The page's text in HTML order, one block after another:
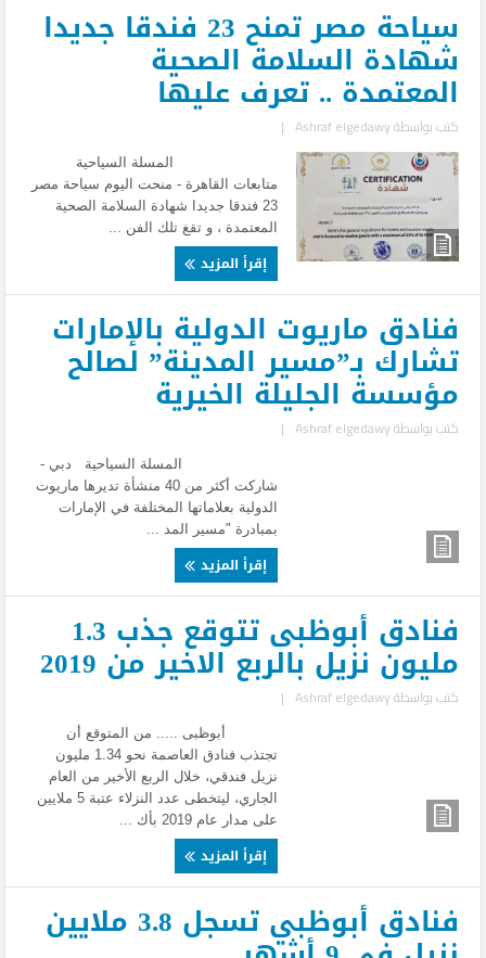
سياحة مصر تمنح 23 فندقا جديدا
شهادة السلامة الصحية
المعتمدة .. تعرف عليها
كتب بواسطةAshraf elgedawy
|
المسلة السياحية
متابعات القاهرة - منحت اليوم سياحة مصر
23 فندقا جديدا شهادة السلامة الصحية
المعتمدة ، و تقغ تلك الفن ...
إقرأ المزيد
فنادق ماريوت الدولية بالإمارات
تشارك بـ”مسير المدينة” لصالح
مؤسسة الجليلة الخيرية
كتب بواسطةAshraf elgedawy
|
المسلة السياحية دبي -
شاركت أكثر من 40 منشأة تديرها ماريوت
الدولية بعلاماتها المختلفة في الإمارات
بمبادرة "مسير المد ...
إقرأ المزيد
فنادق أبوظبى تتوقع جذب 1.3
مليون نزيل بالربع الاخير من 2019
كتب بواسطةAshraf elgedawy
|
أبوظبى ..... من المتوقع أن
تجتذب فنادق العاصمة نحو 1.34 مليون
نزيل فندقي، خلال الربع الأخير من العام
الجاري، ليتخطى عدد النزلاء عتبة 5 ملايين
على مدار عام 2019 بأك ...
إقرأ المزيد
فنادق أبوظبي تسجل 3.8 ملايين